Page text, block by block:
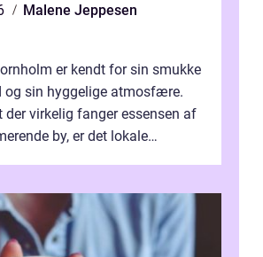
Malene Jeppesen
er kendt for sin smukke
og sin hyggelige atmosfære.
der virkelig fanger essensen af
by, er det lokale